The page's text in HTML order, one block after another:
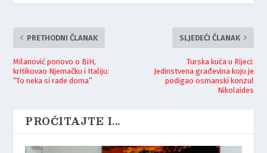
PRETHODNI ČLANAK
Milanović ponovo o BiH,
kritikovao Njemačku i Italiju:
“To neka si rade doma”
SLJEDEĆI ČLANAK
Turska kuća u Rijeci:
Jedinstvena građevina koju je
podigao osmanski konzul
Nikolaides
PROČITAJTE I...